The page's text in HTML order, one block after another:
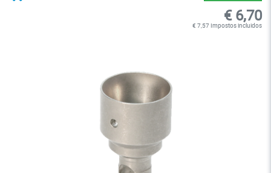
€ 6,70
€ 7,57 Impostos incluidos